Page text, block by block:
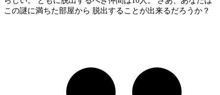
この謎に満ちた部屋から 脱出することが出来るだろうか？